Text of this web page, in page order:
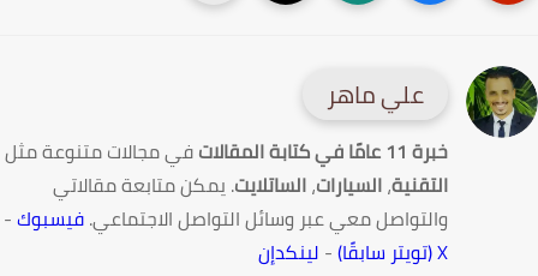
علي ماهر
خبرة 11 عامًا في كتابة المقالات
في مجالات متنوعة مثل
التقنية،السيارات،الساتلايت. يمكن متابعة مقالاتي
والتواصل معي عبر وسائل التواصل الاجتماعي.فيسبوك-
-لينكدإن